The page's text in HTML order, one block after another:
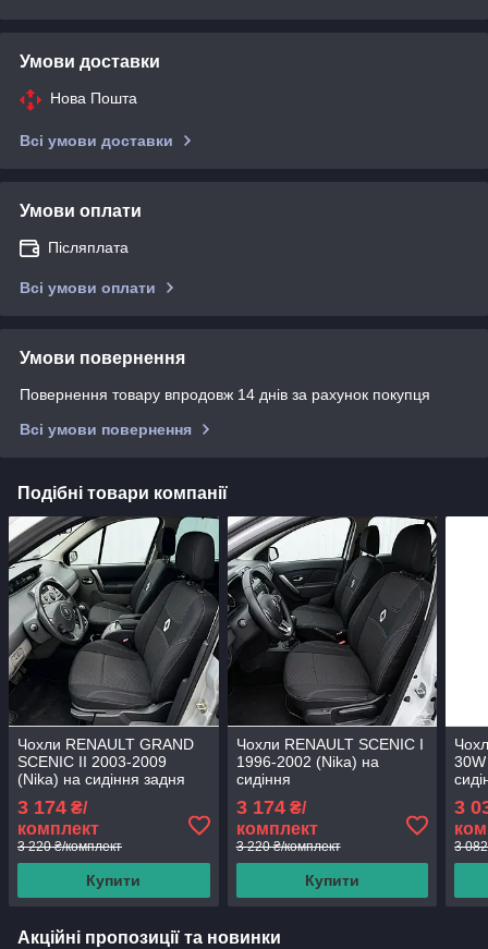
Умови доставки
Нова Пошта
Всі умови доставки
Умови оплати
Післяплата
Всі умови оплати
Умови повернення
Повернення товару впродовж 14 днів за рахунок покупця
Всі умови повернення
Подібні товари компанії
Чохли RENAULT GRAND
SCENIC II 2003-2009
(Nika) на сидіння задня
спинка та сидіння з 3
частин; столики;
3 174 ₴/
комплект
3 220 ₴/комплект
Купити
Чохли RENAULT SCENIC I
1996-2002 (Nika) на
сидіння
3 174₴/
комплект
3 220 ₴/комплект
Купити
2/3;
3
3
Акційні пропозиції та новинки